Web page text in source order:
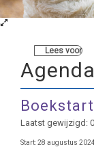
Lees voor
Laatst gewijzigd:
Start:28 augustus